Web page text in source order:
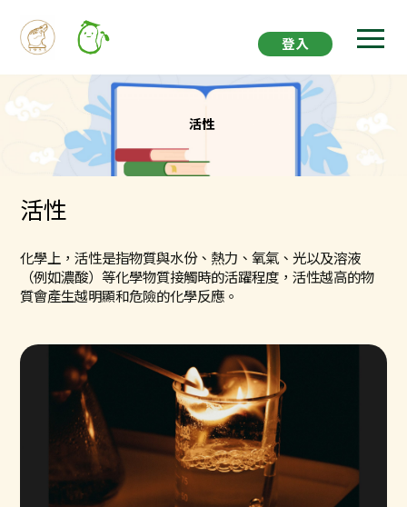
登入
活性
活性
化學上，活性是指物質與水份、熱力、氧氣、光以及溶液
（例如濃酸）等化學物質接觸時的活躍程度，活性越高的物
質會產生越明顯和危險的化學反應。